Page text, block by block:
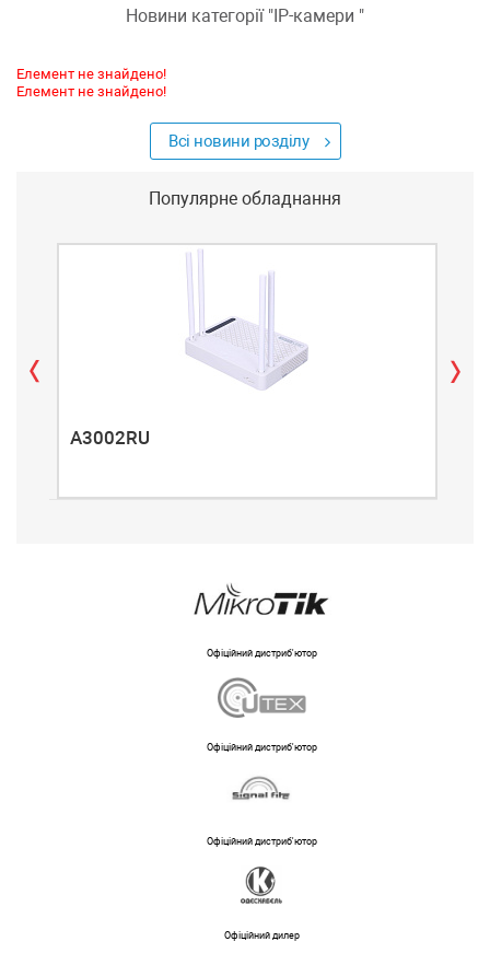
Новини категорії "IP-камери "
Елемент не знайдено!
Елемент не знайдено!
Всі новини розділу
Популярне обладнання
A3002RU
Офіційний дистриб'ютор
Офіційний дистриб'ютор
Офіційний дистриб'ютор
Офіційний дилер